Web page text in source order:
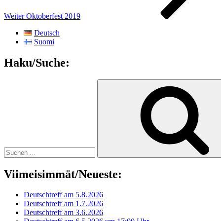
Weiter Oktoberfest 2019
Deutsch
Suomi
Haku/Suche:
Viimeisimmät/Neueste:
Deutschtreff am 5.8.2026
Deutschtreff am 1.7.2026
Deutschtreff am 3.6.2026